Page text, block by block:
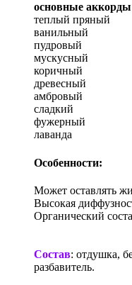
основные аккорды
теплый пряный
ванильный
пудровый
мускусный
коричный
древесный
амбровый
сладкий
фужерный
лаванда
Особенности:
Может оставлять
Высокая
Органический
Состав: отдушка,
разбавитель.